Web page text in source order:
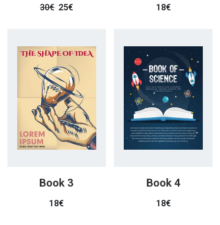
30€
Le
Était :
30€.
25€
Le
Est :
25€.
18€
Book 3
18€
Book 4
18€